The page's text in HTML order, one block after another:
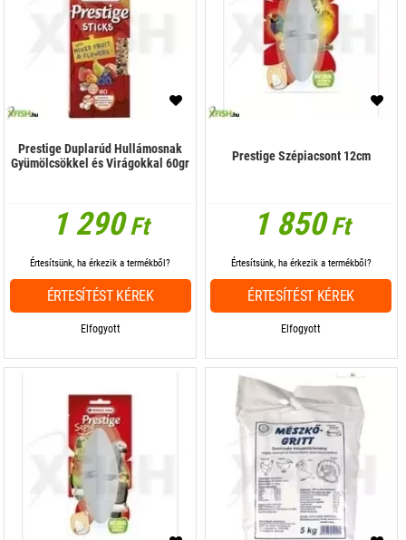
Prestige Duplarúd Hullámosnak
Gyümölcsökkel és Virágokkal 60gr
1 290Ft
Elfogyott
Értesítsünk, ha érkezik a termékből?
ÉRTESÍTÉST KÉREK
Prestige Szépiacsont 12cm
1 850Ft
Elfogyott
Értesítsünk, ha érkezik a termékből?
ÉRTESÍTÉST KÉREK